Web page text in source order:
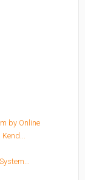
by Online